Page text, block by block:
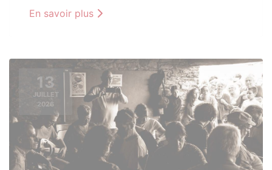
En savoir plus
13
JUILLET
2026